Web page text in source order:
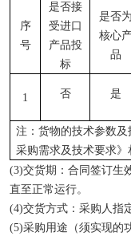
序
号
是否接
受进口
产品投
标
是否为
核心
品
1 否 是
注：货物的技术参数
采购需求及技术要求》
(3)交货期：合同签订生
直至正常运行。
(4)交货方式：采购人指
(5)采购用途 （须实现的